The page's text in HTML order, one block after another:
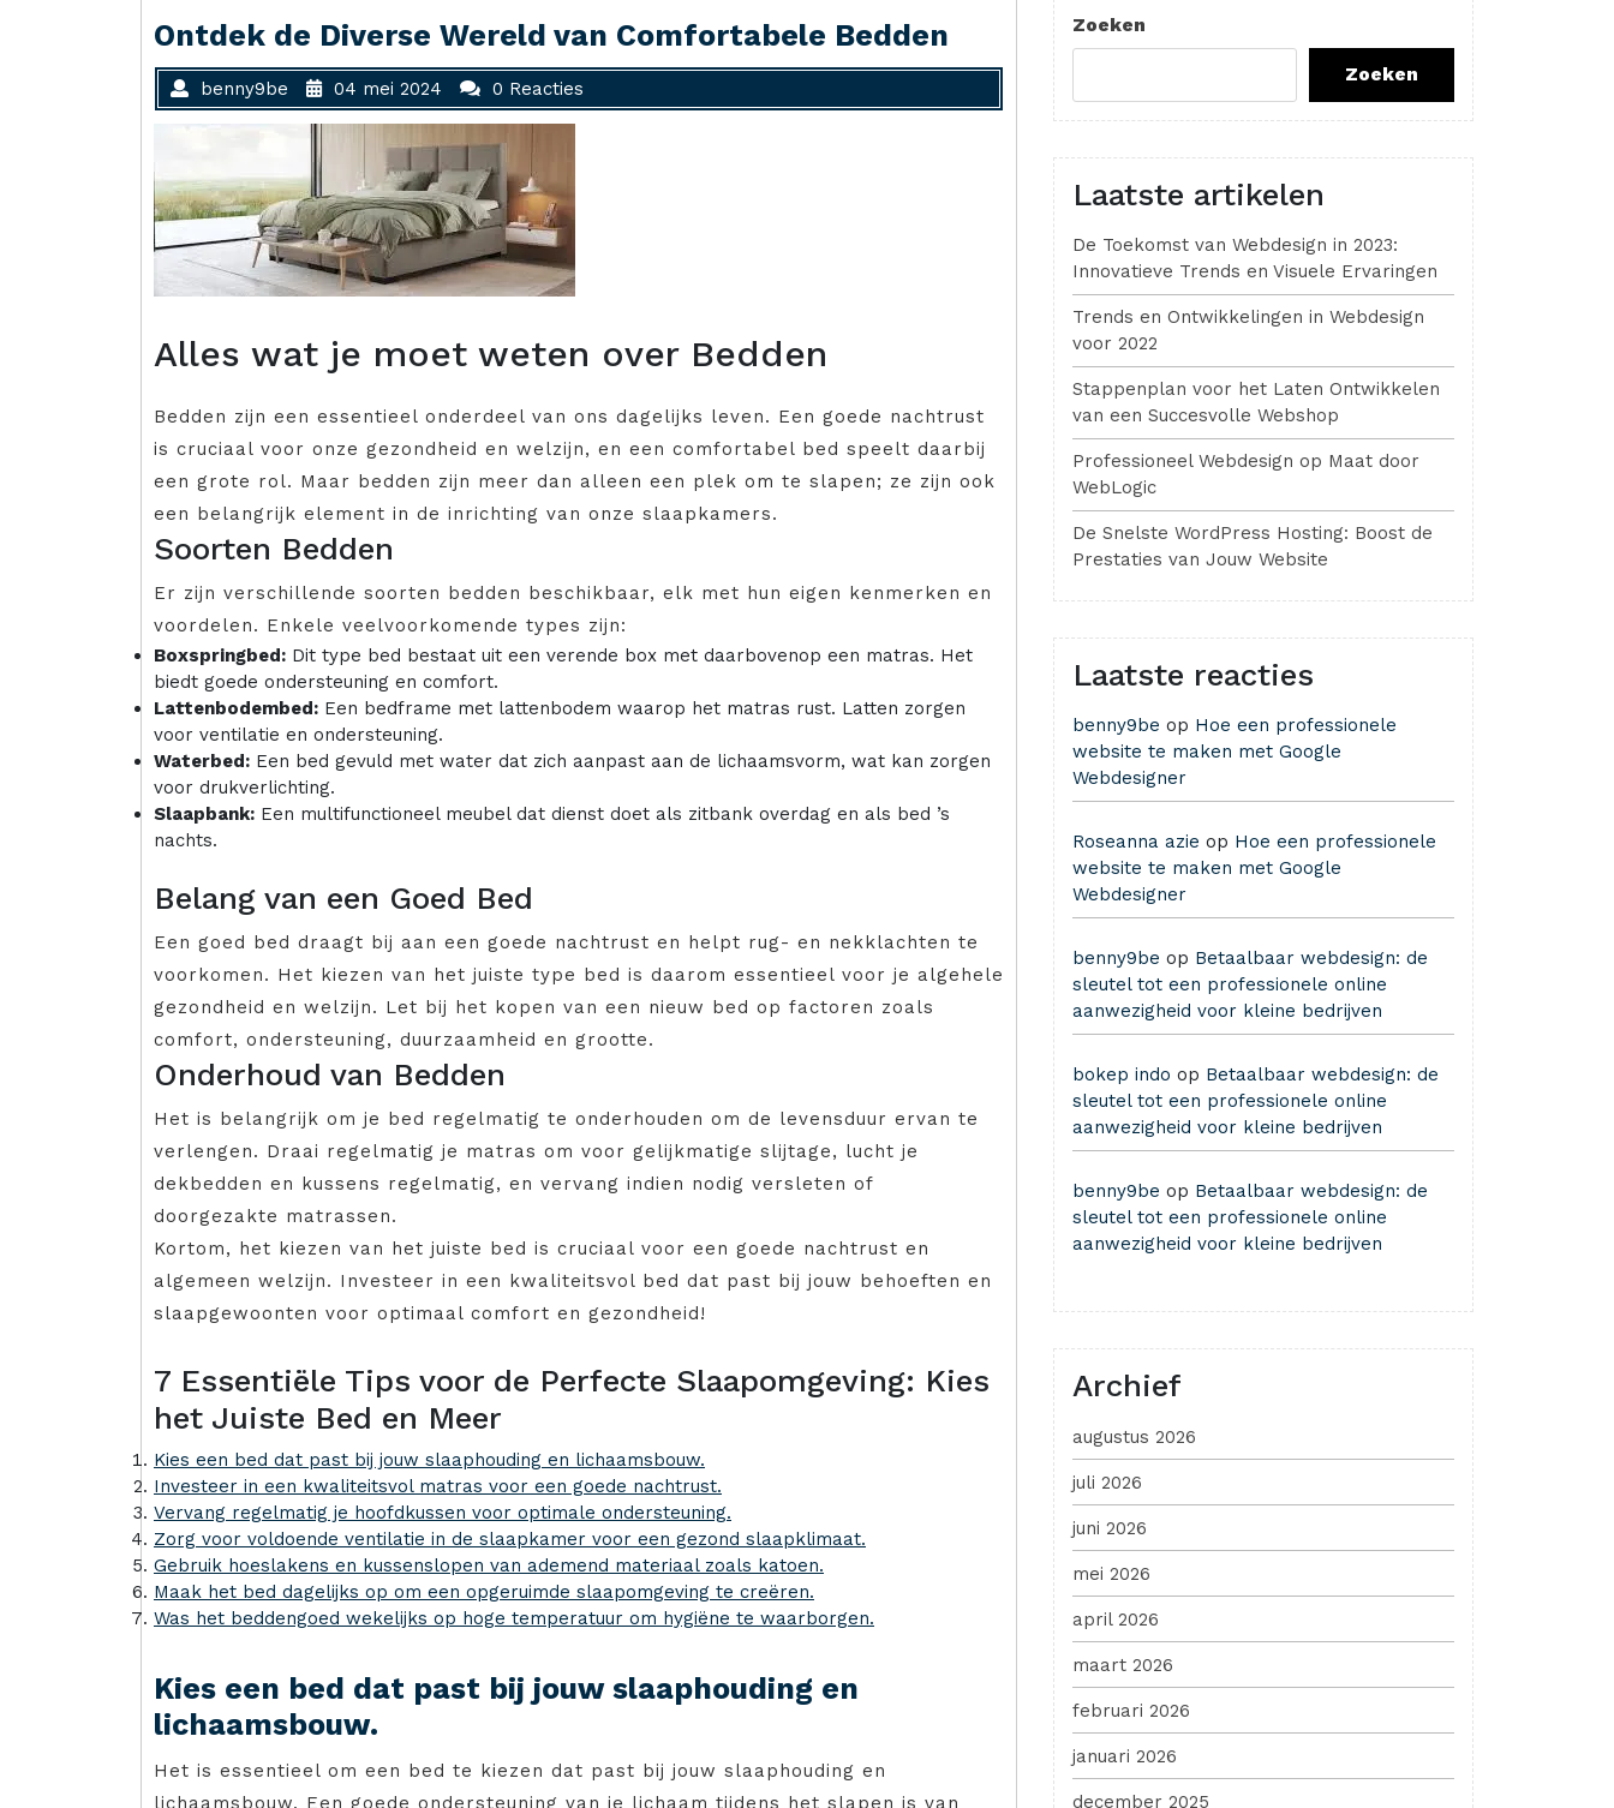
Ontdek de Diverse Wereld van Comfortabele Bedden
benny9be 04 mei 2024 0 Reacties
Alles wat je moet weten over Bedden
Bedden zijn een essentieel onderdeel van ons dagelijks leven. Een goede nachtrust
is cruciaal voor onze gezondheid en welzijn, en een comfortabel bed speelt daarbij
een grote rol. Maar bedden zijn meer dan alleen een plek om te slapen; ze zijn ook
een belangrijk element in de inrichting van onze slaapkamers.
Soorten Bedden
Er zijn verschillende soorten bedden beschikbaar, elk met hun eigen kenmerken en
voordelen. Enkele veelvoorkomende types zijn:
Boxspringbed: Dit type bed bestaat uit een verende box met daarbovenop een matras. Het
biedt goede ondersteuning en comfort.
Lattenbodembed: Een bedframe met lattenbodem waarop het matras rust. Latten zorgen
voor ventilatie en ondersteuning.
Waterbed: Een bed gevuld met water dat zich aanpast aan de lichaamsvorm, wat kan zorgen
voor drukverlichting.
Slaapbank: Een multifunctioneel meubel dat dienst doet als zitbank overdag en als bed ’s
nachts.
Belang van een Goed Bed
Een goed bed draagt bij aan een goede nachtrust en helpt rug- en nekklachten te
voorkomen. Het kiezen van het juiste type bed is daarom essentieel voor je algehele
gezondheid en welzijn. Let bij het kopen van een nieuw bed op factoren zoals
comfort, ondersteuning, duurzaamheid en grootte.
Onderhoud van Bedden
Het is belangrijk om je bed regelmatig te onderhouden om de levensduur ervan te
verlengen. Draai regelmatig je matras om voor gelijkmatige slijtage, lucht je
dekbedden en kussens regelmatig, en vervang indien nodig versleten of
doorgezakte matrassen.
Kortom, het kiezen van het juiste bed is cruciaal voor een goede nachtrust en
algemeen welzijn. Investeer in een kwaliteitsvol bed dat past bij jouw behoeften en
slaapgewoonten voor optimaal comfort en gezondheid!
7 Essentiële Tips voor de Perfecte Slaapomgeving: Kies
het Juiste Bed en Meer
Kies een bed dat past bij jouw slaaphouding en lichaamsbouw.
Investeer in een kwaliteitsvol matras voor een goede nachtrust.
Vervang regelmatig je hoofdkussen voor optimale ondersteuning.
Zorg voor voldoende ventilatie in de slaapkamer voor een gezond slaapklimaat.
Gebruik hoeslakens en kussenslopen van ademend materiaal zoals katoen.
Maak het bed dagelijks op om een opgeruimde slaapomgeving te creëren.
Was het beddengoed wekelijks op hoge temperatuur om hygiëne te waarborgen.
Kies een bed dat past bij jouw slaaphouding en
lichaamsbouw.
Het is essentieel om een bed te kiezen dat past bij jouw slaaphouding en
lichaamsbouw. Een goede ondersteuning van je lichaam tijdens het slapen is van
Zoeken
Zoeken
Laatste artikelen
De Toekomst van Webdesign in 2023:
Innovatieve Trends en Visuele Ervaringen
Trends en Ontwikkelingen in Webdesign
voor 2022
Stappenplan voor het Laten Ontwikkelen
van een Succesvolle Webshop
Professioneel Webdesign op Maat door
WebLogic
De Snelste WordPress Hosting: Boost de
Prestaties van Jouw Website
Laatste reacties
benny9be op Hoe een professionele
website te maken met Google
Webdesigner
Roseanna azie op Hoe een professionele
website te maken met Google
Webdesigner
benny9be op Betaalbaar webdesign: de
sleutel tot een professionele online
aanwezigheid voor kleine bedrijven
bokep indo op Betaalbaar webdesign: de
sleutel tot een professionele online
aanwezigheid voor kleine bedrijven
benny9be op Betaalbaar webdesign: de
sleutel tot een professionele online
aanwezigheid voor kleine bedrijven
Archief
augustus 2026
juli 2026
juni 2026
mei 2026
april 2026
maart 2026
februari 2026
januari 2026
december 2025